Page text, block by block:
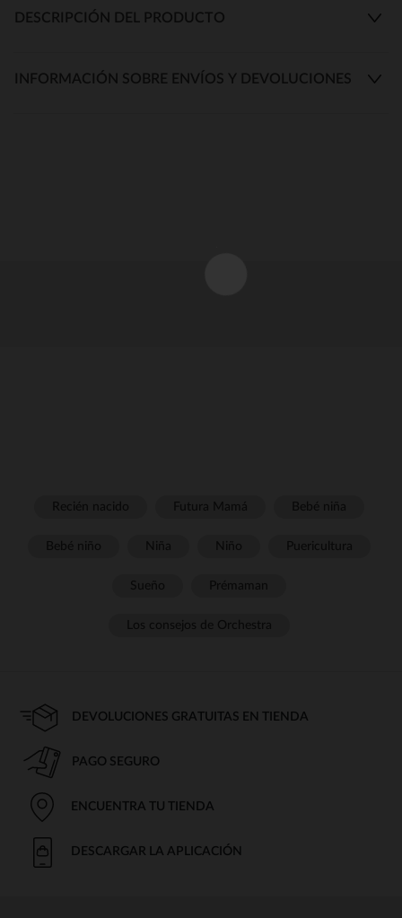
DESCRIPCIÓN DEL PRODUCTO
INFORMACIÓN SOBRE ENVÍOS Y DEVOLUCIONES
DEVOLUCIONES GRATUITAS EN TIENDA
PAGO SEGURO
ENCUENTRA TU TIENDA
DESCARGAR LA APLICACIÓN